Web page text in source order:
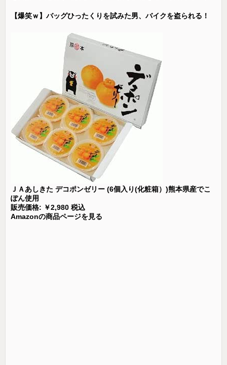
【爆笑ｗ】バッグひったくりを試みた男、バイクを盗られる！
ＪＡあしきた デコポンゼリー (6個入り(化粧箱）)熊本県産でこ
ぽん使用
販売価格: ￥2,980 税込
Amazonの商品ページを見る